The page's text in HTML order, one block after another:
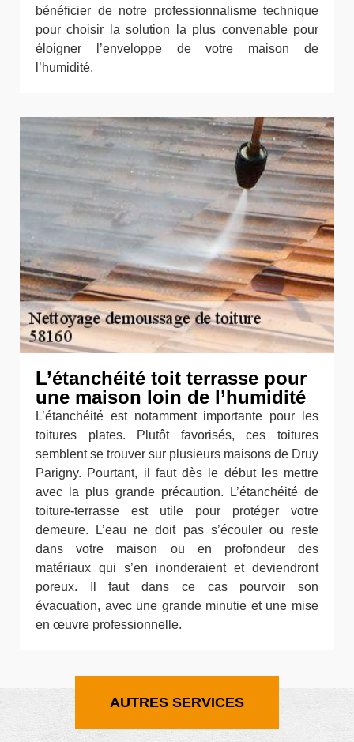
bénéficier de notre professionnalisme technique
pour choisir la solution la plus convenable pour
éloigner l’enveloppe de votre maison de
l’humidité.
L’étanchéité toit terrasse pour
une maison loin de l’humidité
L’étanchéité est notamment importante pour les
toitures plates. Plutôt favorisés, ces toitures
semblent se trouver sur plusieurs maisons de Druy
Parigny. Pourtant, il faut dès le début les mettre
avec la plus grande précaution. L’étanchéité de
toiture-terrasse est utile pour protéger votre
demeure. L’eau ne doit pas s’écouler ou reste
dans votre maison ou en profondeur des
matériaux qui s’en inonderaient et deviendront
poreux. Il faut dans ce cas pourvoir son
évacuation, avec une grande minutie et une mise
en œuvre professionnelle.
AUTRES SERVICES